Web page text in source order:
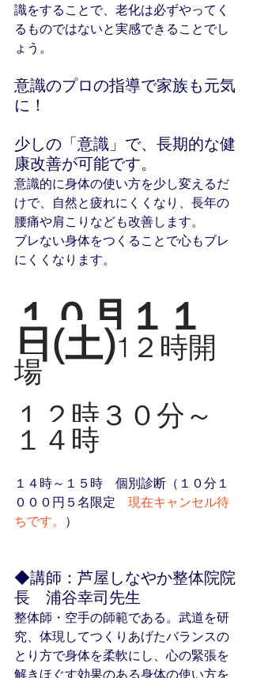
識をすることで、老化は必ずやってく
るものではないと実感できることでし
ょう。
意識のプロの指導で家族も元気
に！
少しの「意識」で、長期的な健
康改善が可能です。
意識的に身体の使い方を少し変えるだ
けで、自然と疲れにくくなり、長年の
腰痛や肩こりなども改善します。
ブレない身体をつくることで心もブレ
にくくなります。
１０月１１
日(土)1２時開
場
１２時３０分～
１４時
１４時～１５時　個別診断（１０分１
０００円５名限定 現在キャンセル待
ちです。 ）
◆講師：芦屋しなやか整体院院
長　浦谷幸司先生
整体師・空手の師範である。武道を研
究、体現してつくりあげたバランスの
とり方で身体を柔軟にし、心の緊張を
解きほぐす効果のある身体の使い方を